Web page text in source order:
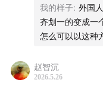
纽约如何建设、运
即使你未到过纽约
我的样子: 外国
齐划一的变成一
怎么可以以这种
赵智沉
2026.5.26